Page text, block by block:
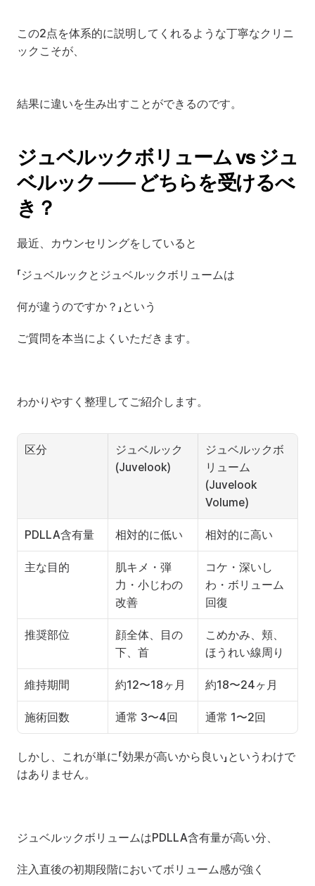
この2点を体系的に説明してくれるような丁寧なクリニ
ックこそが、
結果に違いを生み出すことができるのです。
ジュベルックボリューム vs ジュ
ベルック ―― どちらを受けるべ
き？
最近、カウンセリングをしていると
「ジュベルックとジュベルックボリュームは
何が違うのですか？」という
ご質問を本当によくいただきます。
わかりやすく整理してご紹介します。
区分
ジュベルック
(Juvelook)
ジュベルックボ
リューム
(Juvelook
Volume)
PDLLA含有量 相対的に低い 相対的に高い
主な目的
肌キメ・弾
力・小じわの
改善
コケ・深いし
わ・ボリューム
回復
推奨部位
顔全体、目の
下、首
こめかみ、頬、
ほうれい線周り
維持期間 約12〜18ヶ月 約18〜24ヶ月
施術回数 通常 3〜4回 通常 1〜2回
しかし、これが単に「効果が高いから良い」というわけで
はありません。
ジュベルックボリュームはPDLLA含有量が高い分、
注入直後の初期段階においてボリューム感が強く